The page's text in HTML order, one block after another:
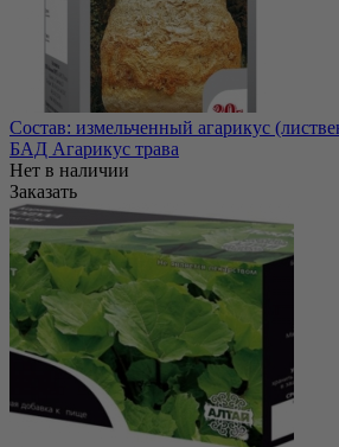
Состав: измельченный агарикус
БАД Агарикус трава
Нет в наличии
Заказать